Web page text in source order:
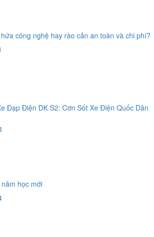
công nghệ hay rào cản an toàn và chi phí?
Đạp Điện DK S2: Cơn Sốt Xe Điện Quốc Dân
học mới